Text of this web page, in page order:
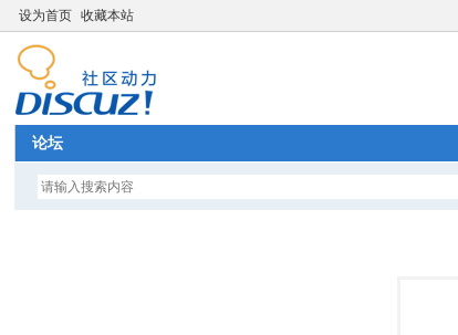
设为首页 收藏本站
论坛